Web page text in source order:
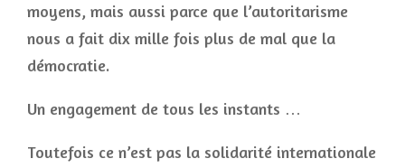
moyens, mais aussi parce que l’autoritarisme
nous a fait dix mille fois plus de mal que la
démocratie.
Un engagement de tous les instants …
Toutefois ce n’est pas la solidarité internationale